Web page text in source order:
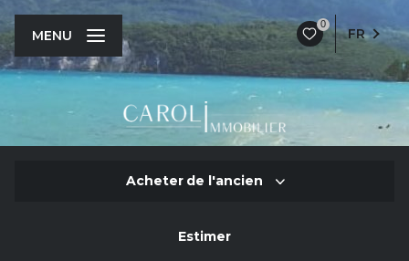
0
FR
MENU
Acheter de l'ancien
Estimer